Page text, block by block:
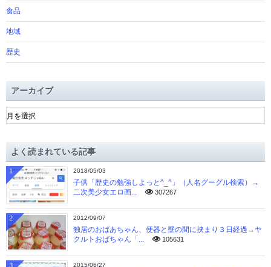
食品
地域
歴史
アーカイブ
ア
ー
ブよく読まれている記事
2018/05/03
子供「歴史の勉強しよっと^_^」（人名グーグル検索）→
二次美少女エロ画...
307267
1
2012/09/07
独居のおばあちゃん、便器と壁の間に挟まり３日経過→ヤ
クルトおばちゃん「...
105631
2
2015/06/27
3